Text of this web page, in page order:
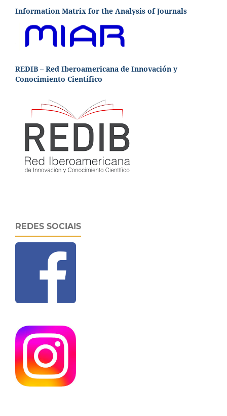
Information Matrix for the Analysis of Journals
REDIB – Red Iberoamericana de Innovación y
Conocimiento Científico
REDES SOCIAIS